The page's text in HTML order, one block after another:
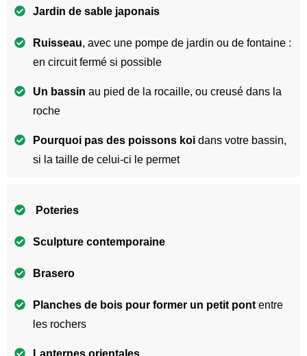
Jardin de sable japonais
Ruisseau, avec une pompe de jardin ou de fontaine :
en circuit fermé si possible
Un bassin au pied de la rocaille, ou creusé dans la
roche
Pourquoi pas des poissons koi dans votre bassin,
si la taille de celui-ci le permet
Poteries
Sculpture contemporaine
Brasero
Planches de bois pour former un petit pont entre
les rochers
Lanternes orientales